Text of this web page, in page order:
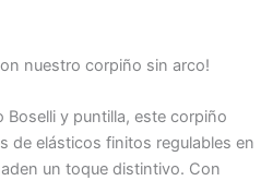
nuestro corpiño sin arco!
Boselli y puntilla, este corpiño
de elásticos finitos regulables en
un toque distintivo. Con